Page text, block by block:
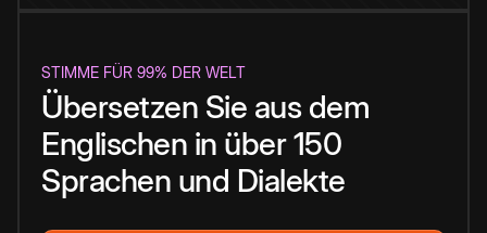
STIMME FÜR 99% DER WELT
Übersetzen Sie aus dem
Englischen in über 150
Sprachen und Dialekte